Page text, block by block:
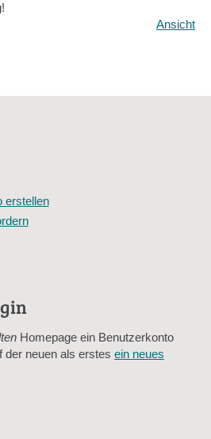
Ansicht
erstellen
ob Sie ein menschlicher
Sternlein stehen
Homepage ein Benutzerkonto
der neuen als erstes ein neues